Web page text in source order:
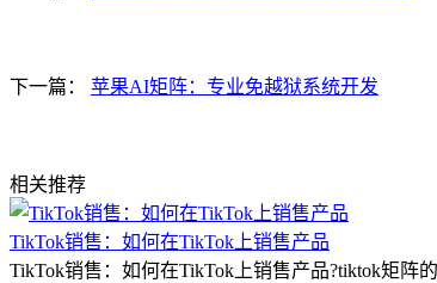
下一篇： 苹果AI矩阵：专业免越狱系统开发
相关推荐
TikTok销售：如何在TikTok上销售产品
TikTok销售：如何在TikTok上销售产品?tiktok矩